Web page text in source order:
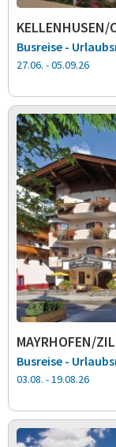
KELLENHUSEN/
Busreise -
27.06. - 05.09.26
MAYRHOFEN/
Busreise -
03.08. - 19.08.26